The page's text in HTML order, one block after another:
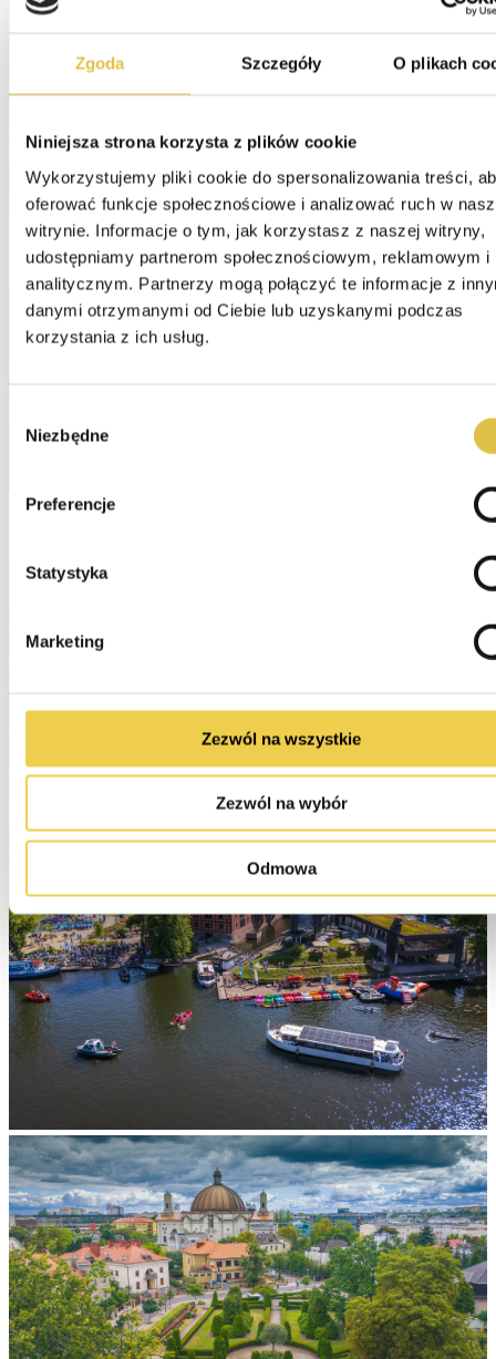
Zgoda Szczegóły O plikach
Niniejsza strona korzysta z plików cookie
Wykorzystujemy pliki cookie do spersonalizowania treści,
oferować funkcje społecznościowe i analizować ruch w
witrynie. Informacje o tym, jak korzystasz z naszej witryny,
udostępniamy partnerom społecznościowym, reklamowym i
analitycznym. Partnerzy mogą połączyć te informacje z
danymi otrzymanymi od Ciebie lub uzyskanymi podczas
korzystania z ich usług.
zgody
Niezbędne
Preferencje
Statystyka
Marketing
Zezwól na wszystkie
Zezwól na wybór
Odmowa